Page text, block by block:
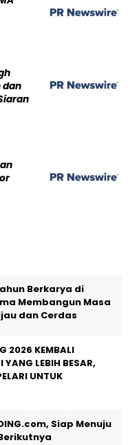
dan
Berkarya di
Membangun Masa
dan Cerdas
2026 KEMBALI
YANG LEBIH BESAR,
UNTUK
Siap Menuju